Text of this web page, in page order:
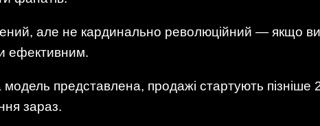
але не кардинально революційний — якщо ви
ефективним.
модель представлена, продажі стартують
зараз.